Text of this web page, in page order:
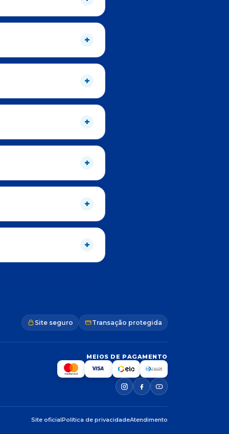
Site seguro Transação protegida
MEIOS DE PAGAMENTO
Site oficialPolítica de privacidadeAtendimento